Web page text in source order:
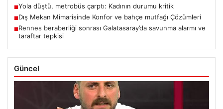
■Yola düştü, metrobüs çarptı: Kadının durumu kritik
■Dış Mekan Mimarisinde Konfor ve bahçe mutfağı Çözümleri
■Rennes beraberliği sonrası Galatasaray’da savunma alarmı ve
taraftar tepkisi
Güncel